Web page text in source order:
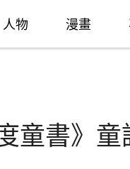
人物 漫畫
書》童